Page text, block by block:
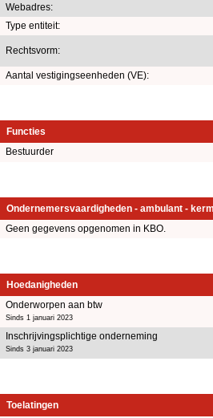
Webadres:
Type entiteit:
Rechtsvorm:
Aantal vestigingseenheden (VE):
Functies
Bestuurder
Ondernemersvaardigheden - ambulant -
Geen gegevens opgenomen in KBO.
Hoedanigheden
Onderworpen aan btw
Sinds 1 januari 2023
Inschrijvingsplichtige onderneming
Sinds 3 januari 2023
Toelatingen